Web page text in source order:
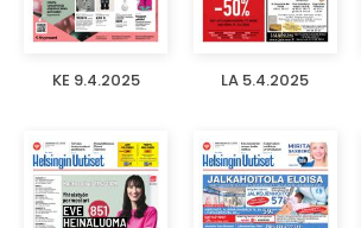
KE 9.4.2025 LA 5.4.2025